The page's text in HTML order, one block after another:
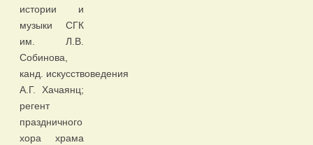
истории и
музыки СГК
им. Л.В.
Собинова,
канд. искусствоведения
А.Г. Хачаянц;
регент
праздничного
хора храма